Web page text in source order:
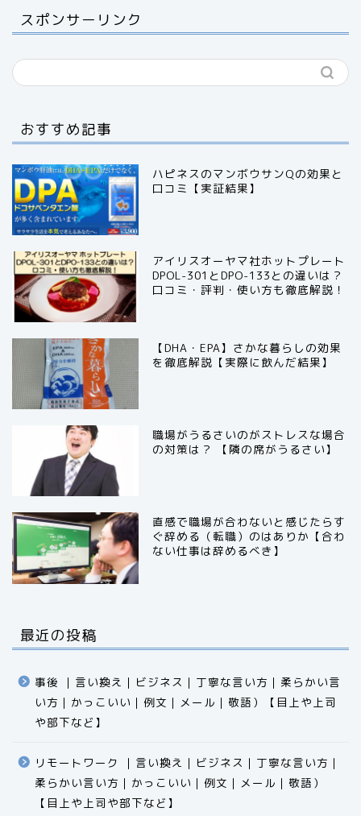
スポンサーリンク
おすすめ記事
ハピネスのマンボウサンQの効果と
口コミ【実証結果】
アイリスオーヤマ社ホットプレート
DPOL-301とDPO-133との違いは？
口コミ・評判・使い方も徹底解説！
【DHA・EPA】さかな暮らしの効果
を徹底解説【実際に飲んだ結果】
職場がうるさいのがストレスな場合
の対策は？ 【隣の席がうるさい】
直感で職場が合わないと感じたらす
ぐ辞める（転職）のはありか【合わ
ない仕事は辞めるべき】
最近の投稿
事後 ｜言い換え｜ビジネス｜丁寧な言い方｜柔らかい言
い方｜かっこいい｜例文｜メール｜敬語）【目上や上司
や部下など】​​​​​​​​​​​​​​​​
リモートワーク ｜言い換え｜ビジネス｜丁寧な言い方｜
柔らかい言い方｜かっこいい｜例文｜メール｜敬語）
【目上や上司や部下など】​​​​​​​​​​​​​​​​
食品